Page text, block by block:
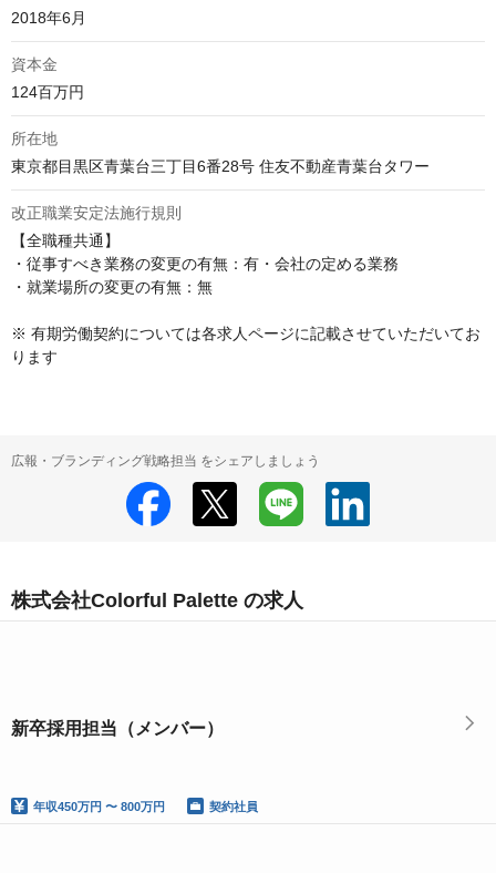
2018年6月
資本金
124百万円
所在地
東京都目黒区青葉台三丁目6番28号 住友不動産青葉台タワー
改正職業安定法施行規則
【全職種共通】
・従事すべき業務の変更の有無：有・会社の定める業務
・就業場所の変更の有無：無
※ 有期労働契約については各求人ページに記載させていただいてお
ります
広報・ブランディング戦略担当 をシェアしましょう
株式会社Colorful Palette の求人
新卒採用担当（メンバー）
年収450万円 〜 800万円 契約社員